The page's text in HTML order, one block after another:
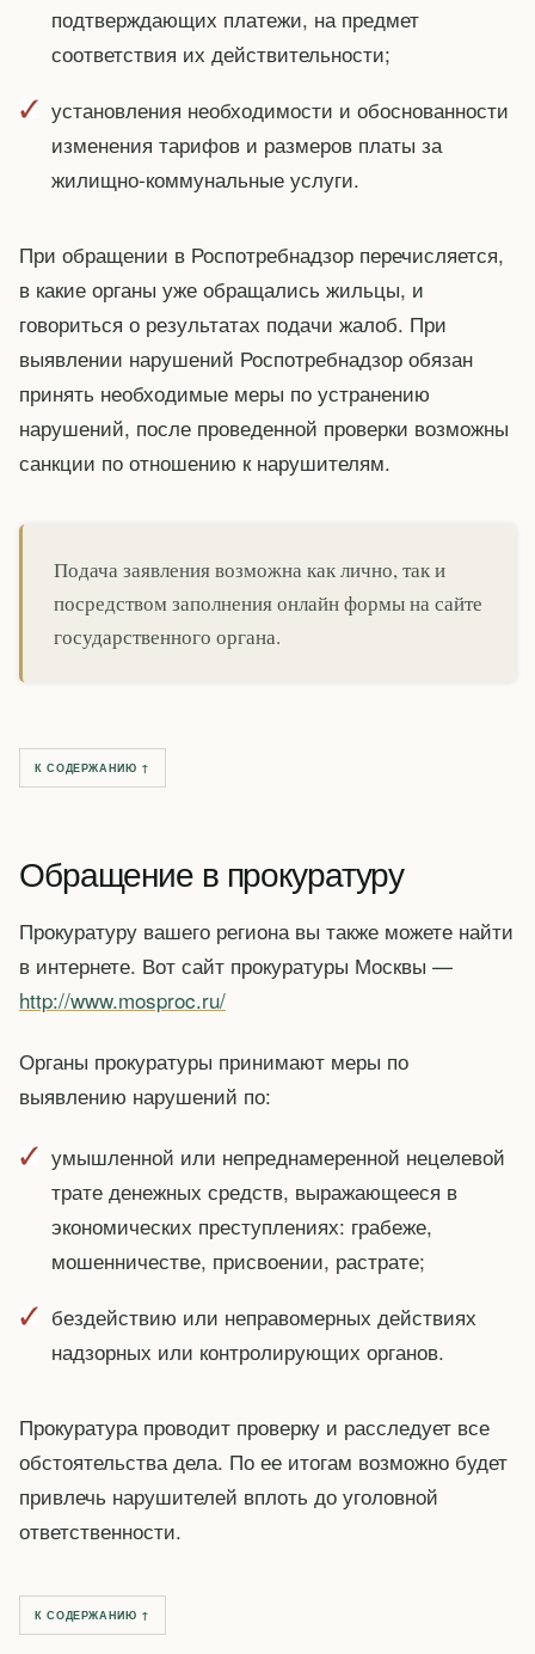
подтверждающих платежи, на предмет
соответствия их действительности;
установления необходимости и обоснованности
изменения тарифов и размеров платы за
жилищно-коммунальные услуги.
При обращении в Роспотребнадзор перечисляется,
в какие органы уже обращались жильцы, и
говориться о результатах подачи жалоб. При
выявлении нарушений Роспотребнадзор обязан
принять необходимые меры по устранению
нарушений, после проведенной проверки возможны
санкции по отношению к нарушителям.
Подача заявления возможна как лично, так и
посредством заполнения онлайн формы на сайте
государственного органа.
К СОДЕРЖАНИЮ ↑
Обращение в прокуратуру
Прокуратуру вашего региона вы также можете найти
в интернете. Вот сайт прокуратуры Москвы —
http://www.mosproc.ru/
Органы прокуратуры принимают меры по
выявлению нарушений по:
умышленной или непреднамеренной нецелевой
трате денежных средств, выражающееся в
экономических преступлениях: грабеже,
мошенничестве, присвоении, растрате;
бездействию или неправомерных действиях
надзорных или контролирующих органов.
Прокуратура проводит проверку и расследует все
обстоятельства дела. По ее итогам возможно будет
привлечь нарушителей вплоть до уголовной
ответственности.
К СОДЕРЖАНИЮ ↑